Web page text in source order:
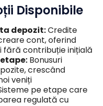
Disponibile
depozit:Credite
cont, oferind
contribuție inițială
Bonusuri
crescând
veniți
pe etape care
regulată cu